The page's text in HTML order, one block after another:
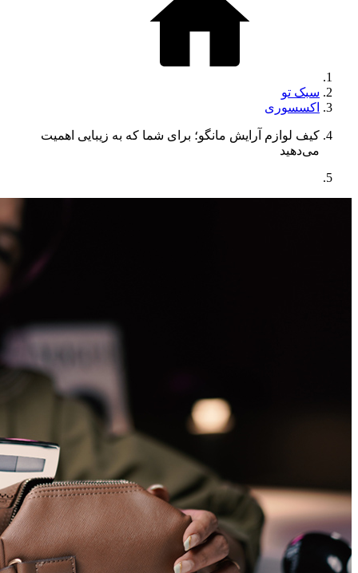
سبک تو
اکسسوری
کیف لوازم آرایش مانگو؛ برای شما که به زیبایی اهمیت
می‌دهید